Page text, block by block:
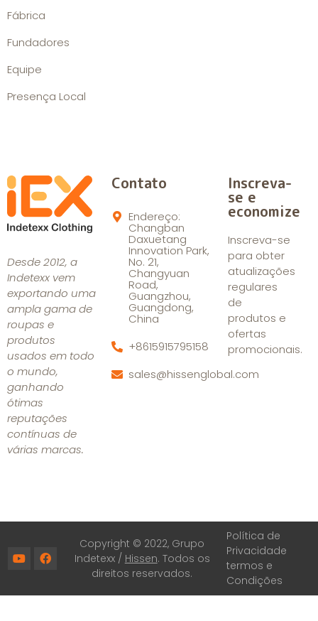
Fábrica
Fundadores
Equipe
Presença Local
Desde 2012, a
Indetexx vem
exportando uma
ampla gama de
roupas e
produtos
usados em todo
o mundo,
ganhando
ótimas
reputações
contínuas de
várias marcas.
Contato
Endereço:
Changban
Daxuetang
Innovation Park,
No. 21,
Changyuan
Road,
Guangzhou,
Guangdong,
China
+8615915795158
sales@hissenglobal.com
Inscreva-
se e
economize
Inscreva-se
para obter
atualizações
regulares
de
produtos e
ofertas
promocionais.
Copyright © 2022, Grupo
Indetexx / Hissen. Todos os
direitos reservados.
Política de
Privacidade
termos e
Condições